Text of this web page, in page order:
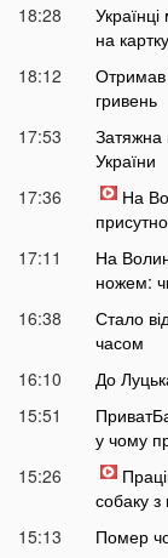
18:28
на
18:12
Отримав
гривень
17:53
Затяжна
України
17:36
На
17:11
На
ножем:
16:38
Стало
часом
16:10
До
15:51
у чому
15:26
собаку з
15:13
Помер